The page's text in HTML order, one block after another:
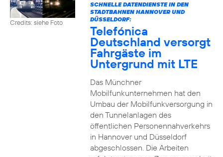
Credits: siehe Foto
SCHNELLE DATENDIENSTE IN DEN
STADTBAHNEN HANNOVER UND
DÜSSELDORF:
Telefónica
Deutschland versorgt
Fahrgäste im
Untergrund mit LTE
Das Münchner
Mobilfunkunternehmen hat den
Umbau der Mobilfunkversorgung in
den Tunnelanlagen des
öffentlichen Personennahverkehrs
in Hannover und Düsseldorf
abgeschlossen. Die Arbeiten